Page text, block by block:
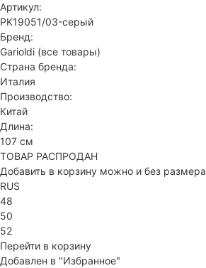
Артикул:
PK19051/03-серый
Бренд:
Garioldi (все товары)
Страна бренда:
Италия
Производство:
Китай
Длина:
107 см
ТОВАР РАСПРОДАН
Добавить в корзину можно и без размера
RUS
48
50
52
Перейти в корзину
Добавлен в "Избранное"